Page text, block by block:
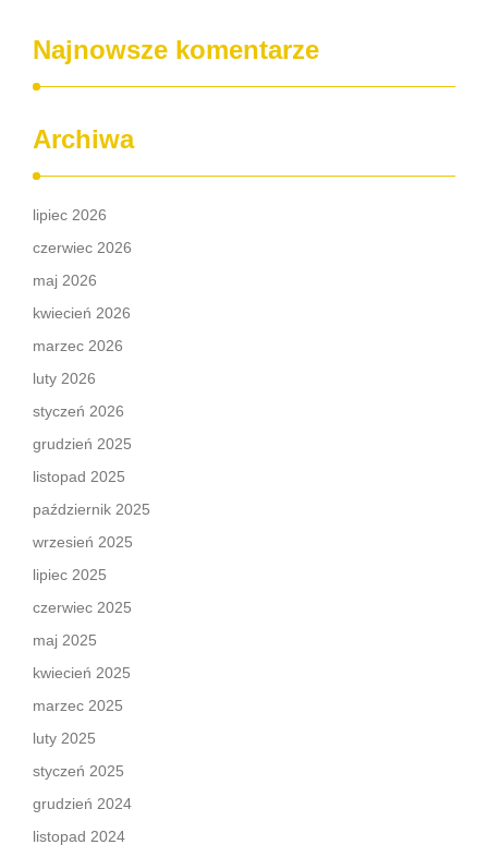
Najnowsze komentarze
Archiwa
lipiec 2026
czerwiec 2026
maj 2026
kwiecień 2026
marzec 2026
luty 2026
styczeń 2026
grudzień 2025
listopad 2025
październik 2025
wrzesień 2025
lipiec 2025
czerwiec 2025
maj 2025
kwiecień 2025
marzec 2025
luty 2025
styczeń 2025
grudzień 2024
listopad 2024